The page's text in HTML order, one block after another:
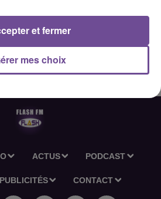
27 05 2026 18h30
ACTUS PODCAST
PUBLICITÉS CONTACT
mes choix
et fermer